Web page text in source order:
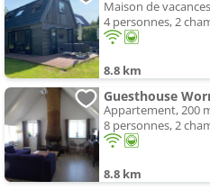
Maison de
4 personnes, 2
8.8 km
Guesthouse
Appartement, 200
8 personnes, 2
8.8 km